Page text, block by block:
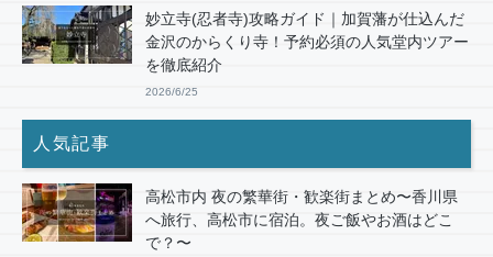
妙立寺(忍者寺)攻略ガイド｜加賀藩が仕込んだ
金沢のからくり寺！予約必須の人気堂内ツアー
を徹底紹介
2026/6/25
人気記事
高松市内 夜の繁華街・歓楽街まとめ〜香川県
へ旅行、高松市に宿泊。夜ご飯やお酒はどこ
で？〜